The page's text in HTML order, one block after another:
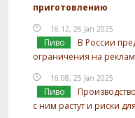
приготовлению
16:12, 26 Jan 2025
Пиво
В России
ограничения на
16:08, 25 Jan 2025
Пиво
с ним растут и риски